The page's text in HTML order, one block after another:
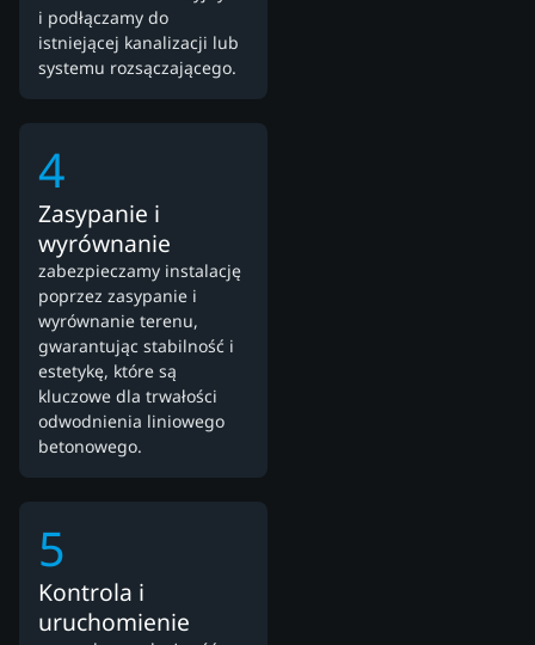
i podłączamy do
istniejącej kanalizacji lub
systemu rozsączającego.
4
Zasypanie i
wyrównanie
zabezpieczamy instalację
poprzez zasypanie i
wyrównanie terenu,
gwarantując stabilność i
estetykę, które są
kluczowe dla trwałości
odwodnienia liniowego
betonowego.
5
Kontrola i
uruchomienie